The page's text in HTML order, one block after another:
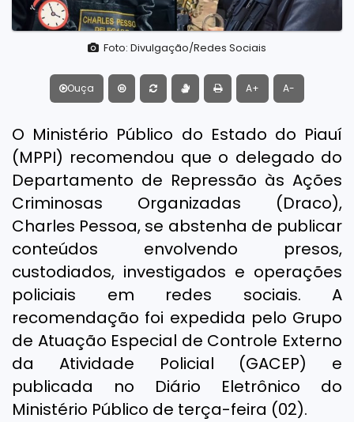
Foto: Divulgação/Redes Sociais
Ouça A+ A-
O Ministério Público do Estado do Piauí
(MPPI) recomendou que o delegado do
Departamento de Repressão às Ações
Criminosas Organizadas (Draco),
Charles Pessoa, se abstenha de publicar
conteúdos envolvendo presos,
custodiados, investigados e operações
policiais em redes sociais. A
recomendação foi expedida pelo Grupo
de Atuação Especial de Controle Externo
da Atividade Policial (GACEP) e
publicada no Diário Eletrônico do
Ministério Público de terça-feira (02).